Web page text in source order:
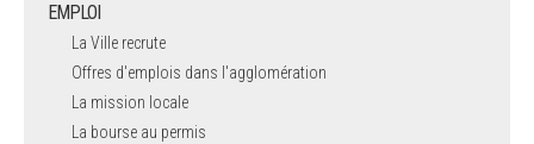
EMPLOI
La Ville recrute
Offres d'emplois dans l'agglomération
La mission locale
La bourse au permis